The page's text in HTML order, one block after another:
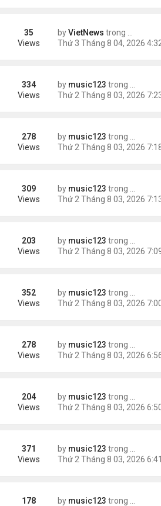
byVietNews trong
35
Views
by music123 trong
334
Views
by music123 trong
278
Views
by music123 trong
309
Views
by music123 trong
203
Views
by music123 trong
352
Views
by music123 trong
278
Views
by music123 trong
204
Views
by music123 trong
371
Views
by music123 trong
178